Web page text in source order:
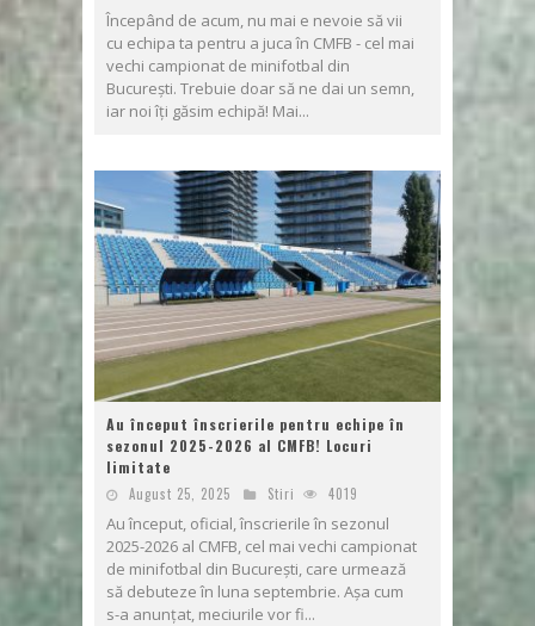
Începând de acum, nu mai e nevoie să vii
cu echipa ta pentru a juca în CMFB - cel mai
vechi campionat de minifotbal din
București. Trebuie doar să ne dai un semn,
iar noi îți găsim echipă! Mai...
Au început înscrierile pentru echipe în
sezonul 2025-2026 al CMFB! Locuri
limitate
August 25, 2025 Stiri 4019
Au început, oficial, înscrierile în sezonul
2025-2026 al CMFB, cel mai vechi campionat
de minifotbal din București, care urmează
să debuteze în luna septembrie. Așa cum
s-a anunțat, meciurile vor fi...